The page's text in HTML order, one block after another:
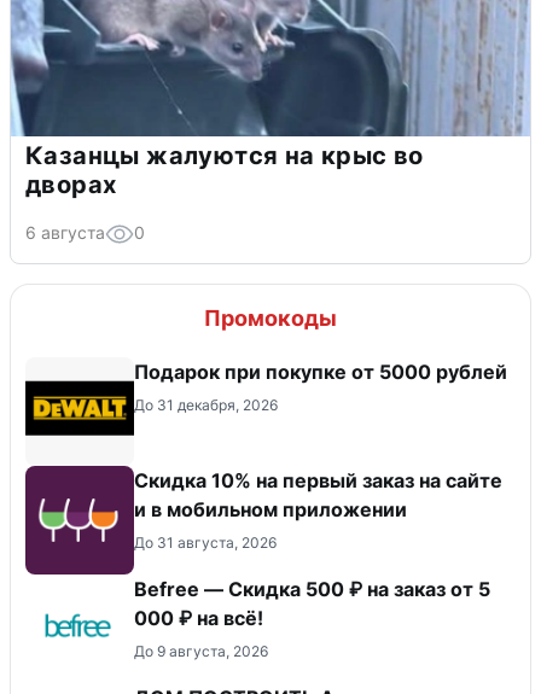
Казанцы жалуются на крыс во
дворах
6 августа 0
Промокоды
Подарок при покупке от 5000 рублей
До 31 декабря, 2026
Скидка 10% на первый заказ на сайте
и в мобильном приложении
До 31 августа, 2026
Befree — Скидка 500 ₽ на заказ от 5
000 ₽ на всё!
До 9 августа, 2026